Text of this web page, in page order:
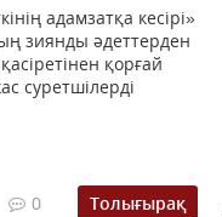
адамзатқа кесірі»
зиянды әдеттерден
қорғай
суретшілерді
0 Толығырақ